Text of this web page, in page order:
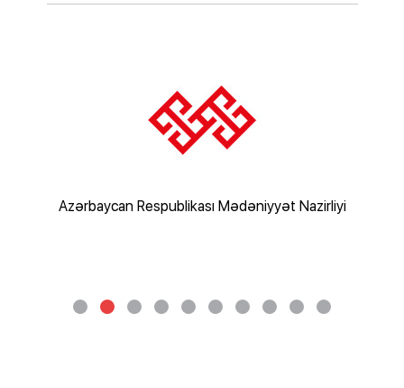
Azərbaycan Respublikası Mədəniyyət Nazirliyi